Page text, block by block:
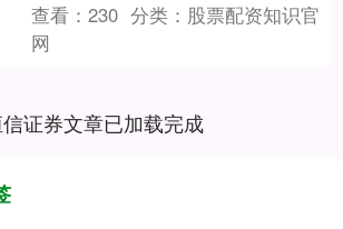
查看：230 分类： 股票配资知识官
网
证券文章已加载完成